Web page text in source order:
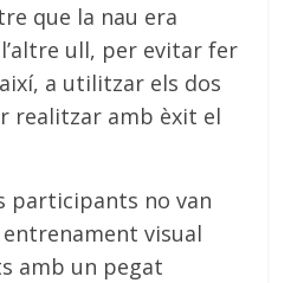
que la nau era
ull, per evitar fer
a utilitzar els dos
realitzar amb èxit el
participants no van
visual
amb un pegat